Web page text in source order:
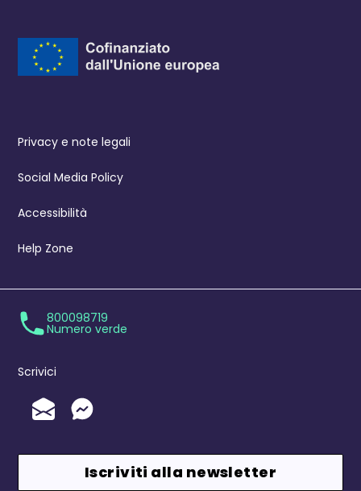
Privacy e note legali
Social Media Policy
Accessibilità
Help Zone
800098719
Numero verde
Scrivici
Invia un'Email
Messenger
Iscriviti alla newsletter